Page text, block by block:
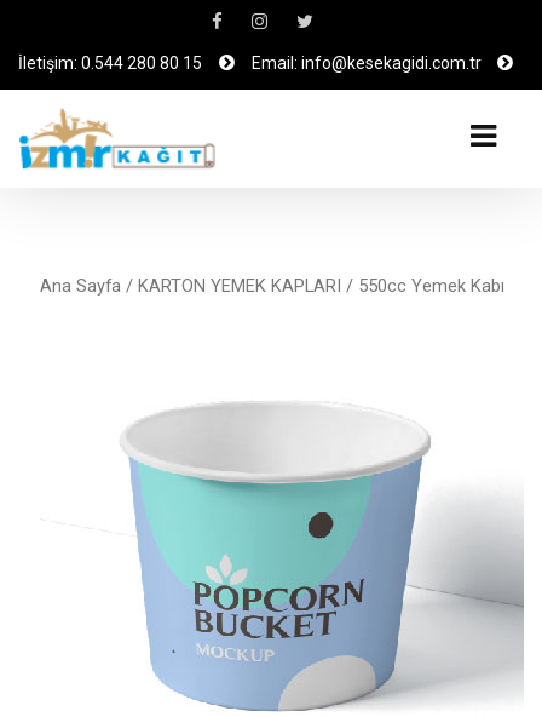
İletişim: 0.544 280 80 15 Email: info@kesekagidi.com.tr
Ana Sayfa / KARTON YEMEK KAPLARI / 550cc Yemek Kabı